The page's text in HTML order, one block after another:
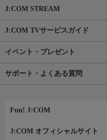
J:COM STREAM
J:COM TVサービスガイド
イベント・プレゼント
サポート・よくある質問
Fun! J:COM
J:COM オフィシャルサイト